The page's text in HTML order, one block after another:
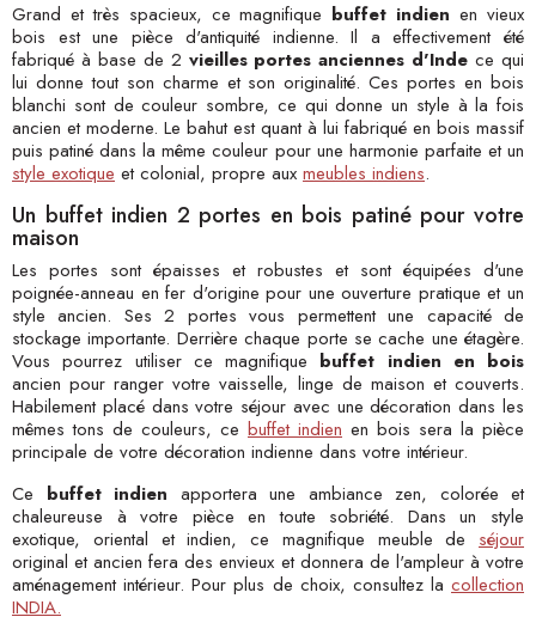
Grand et très spacieux, ce magnifique buffet indien en vieux
bois est une pièce d'antiquité indienne. Il a effectivement été
fabriqué à base de 2 vieilles portes anciennes d'Inde ce qui
lui donne tout son charme et son originalité. Ces portes en bois
blanchi sont de couleur sombre, ce qui donne un style à la fois
ancien et moderne. Le bahut est quant à lui fabriqué en bois massif
puis patiné dans la même couleur pour une harmonie parfaite et un
style exotique et colonial, propre aux meubles indiens.
Un buffet indien 2 portes en bois patiné pour votre
maison
Les portes sont épaisses et robustes et sont équipées d'une
poignée-anneau en fer d'origine pour une ouverture pratique et un
style ancien. Ses 2 portes vous permettent une capacité de
stockage importante. Derrière chaque porte se cache une étagère.
Vous pourrez utiliser ce magnifique buffet indien en bois
ancien pour ranger votre vaisselle, linge de maison et couverts.
Habilement placé dans votre séjour avec une décoration dans les
mêmes tons de couleurs, ce buffet indien en bois sera la pièce
principale de votre décoration indienne dans votre intérieur.
Ce buffet indien apportera une ambiance zen, colorée et
chaleureuse à votre pièce en toute sobriété. Dans un style
exotique, oriental et indien, ce magnifique meuble de séjour
original et ancien fera des envieux et donnera de l'ampleur à votre
aménagement intérieur. Pour plus de choix, consultez la collection
INDIA.